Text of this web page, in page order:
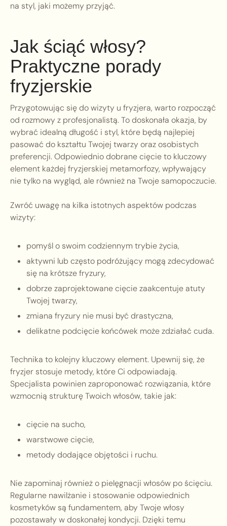
na styl, jaki możemy przyjąć.
Jak ściąć włosy?
Praktyczne porady
fryzjerskie
Przygotowując się do wizyty u fryzjera, warto rozpocząć
od rozmowy z profesjonalistą. To doskonała okazja, by
wybrać idealną długość i styl, które będą najlepiej
pasować do kształtu Twojej twarzy oraz osobistych
preferencji. Odpowiednio dobrane cięcie to kluczowy
element każdej fryzjerskiej metamorfozy, wpływający
nie tylko na wygląd, ale również na Twoje samopoczucie.
Zwróć uwagę na kilka istotnych aspektów podczas
wizyty:
pomyśl o swoim codziennym trybie życia,
aktywni lub często podróżujący mogą zdecydować
się na krótsze fryzury,
dobrze zaprojektowane cięcie zaakcentuje atuty
Twojej twarzy,
zmiana fryzury nie musi być drastyczna,
delikatne podcięcie końcówek może zdziałać cuda.
Technika to kolejny kluczowy element. Upewnij się, że
fryzjer stosuje metody, które Ci odpowiadają.
Specjalista powinien zaproponować rozwiązania, które
wzmocnią strukturę Twoich włosów, takie jak:
cięcie na sucho,
warstwowe cięcie,
metody dodające objętości i ruchu.
Nie zapominaj również o pielęgnacji włosów po ścięciu.
Regularne nawilżanie i stosowanie odpowiednich
kosmetyków są fundamentem, aby Twoje włosy
pozostawały w doskonałej kondycji. Dzięki temu